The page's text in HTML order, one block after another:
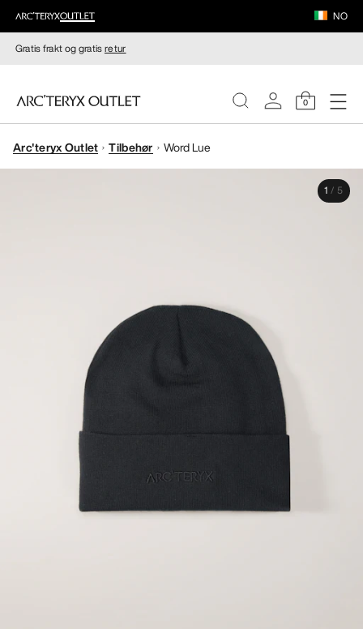
NO
Gratis frakt og gratisretur
0
DAMER
Arc'teryx Outlet Tilbehør Word Lue
1 / 5